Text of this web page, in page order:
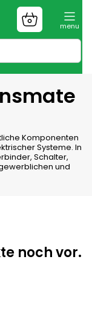
Warenkorb
Komponenten
Systeme. In
Schalter,
und
noch vor.